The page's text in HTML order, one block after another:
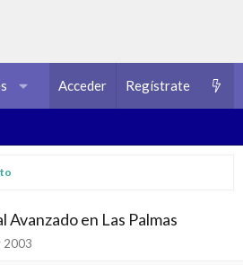
Multimedia Recursos
Acceder Regístrate
en Las Palmas
2003